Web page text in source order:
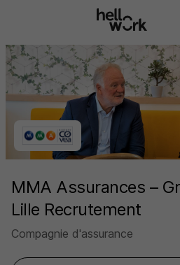
MMA Assurances –
Lille Recrutement
Compagnie d'assurance